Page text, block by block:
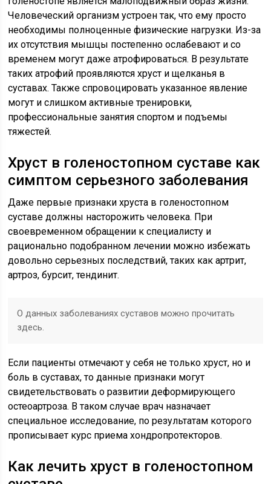
Человеческий организм устроен так, что ему просто
необходимы полноценные физические нагрузки. Из-за
их отсутствия мышцы постепенно ослабевают и со
временем могут даже атрофироваться. В результате
таких атрофий проявляются хруст и щелканья в
суставах. Также спровоцировать указанное явление
могут и слишком активные тренировки,
профессиональные занятия спортом и подъемы
тяжестей.
Хруст в голеностопном суставе как
симптом серьезного заболевания
Даже первые признаки хруста в голеностопном
суставе должны насторожить человека. При
своевременном обращении к специалисту и
рационально подобранном лечении можно избежать
довольно серьезных последствий, таких как артрит,
артроз, бурсит, тендинит.
О данных заболеваниях суставов можно прочитать
здесь.
Если пациенты отмечают у себя не только хруст, но и
боль в суставах, то данные признаки могут
свидетельствовать о развитии деформирующего
остеоартроза. В таком случае врач назначает
специальное исследование, по результатам которого
прописывает курс приема хондропротекторов.
Как лечить хруст в голеностопном